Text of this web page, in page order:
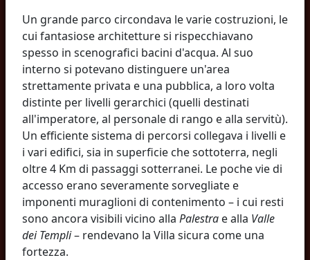
Un grande parco circondava le varie costruzioni, le
cui fantasiose architetture si rispecchiavano
spesso in scenografici bacini d'acqua. Al suo
interno si potevano distinguere un'area
strettamente privata e una pubblica, a loro volta
distinte per livelli gerarchici (quelli destinati
all'imperatore, al personale di rango e alla servitù).
Un efficiente sistema di percorsi collegava i livelli e
i vari edifici, sia in superficie che sottoterra, negli
oltre 4 Km di passaggi sotterranei. Le poche vie di
accesso erano severamente sorvegliate e
imponenti muraglioni di contenimento – i cui resti
sono ancora visibili vicino alla Palestra e alla Valle
dei Templi– rendevano la Villa sicura come una
fortezza.